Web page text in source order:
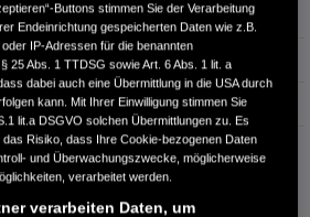
1.993 cm³
04.2024
SUV
Buttons stimmen Sie der Verarbeitung
Endeinrichtung gespeicherten Daten wie z.B.
IP-Adressen für die benannten
25 Abs. 1 TTDSG sowie Art. 6 Abs. 1 lit. a
dabei auch eine Übermittlung in die USA durch
kann. Mit Ihrer Einwilligung stimmen Sie
lit.a DSGVO solchen Übermittlungen zu. Es
Risiko, dass Ihre Cookie-bezogenen Daten
und Überwachungszwecke, möglicherweise
verarbeitet werden.
verarbeiten Daten, um